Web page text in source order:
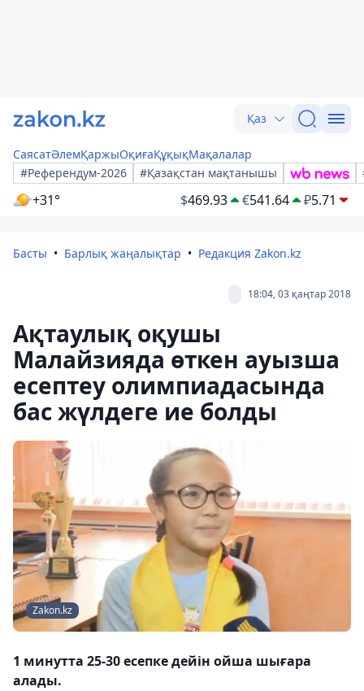
Қаз
СаясатӘлемҚаржыОқиғаҚұқықМақалалар
#Референдум-2026
#Қазақстан мақтанышы
+31° $469.93 €541.64 ₽5.71
Басты Барлық жаңалықтар Редакция Zakon.kz
18:04, 03 қаңтар 2018
Ақтаулық оқушы
Малайзияда өткен ауызша
есептеу олимпиадасында
бас жүлдеге ие болды
Zakon.kz
1 минутта 25-30 есепке дейін ойша шығара
алады.